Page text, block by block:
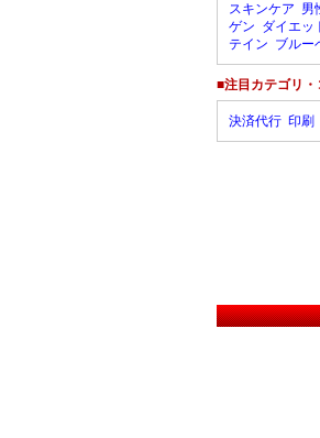
スキンケア 男
ゲン ダイエッ
テイン ブルー
■注目カテゴリ
決済代行 印刷